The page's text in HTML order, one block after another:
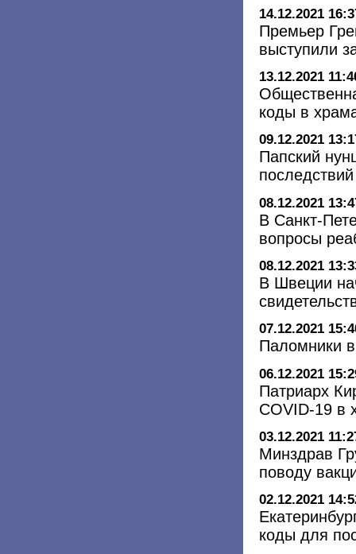
14.12.2021
Премьер
выступили
13.12.2021
коды в
09.12.2021
Папский
08.12.2021
В Санкт-
вопросы
08.12.2021
В Швеции
07.12.2021
Паломники
06.12.2021
Патриарх
COVID-19 в
03.12.2021
Минздрав
поводу
02.12.2021
коды для